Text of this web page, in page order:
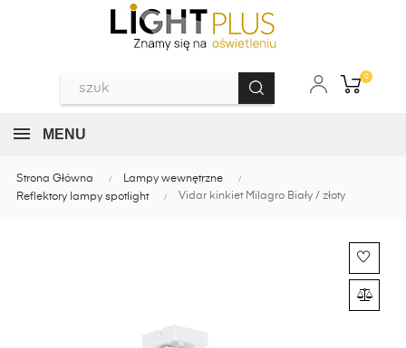
0
MENU
Strona Główna
Lampy wewnętrzne
Reflektory lampy spotlight
Vidar kinkiet Milagro Biały / złoty